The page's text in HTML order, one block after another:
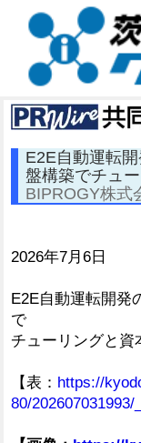
E2E自動運転
盤構築でチュ
BIPROGY株式
2026年7月6日
E2E自動運転開発
で
チューリングと資
【表： https://
80/